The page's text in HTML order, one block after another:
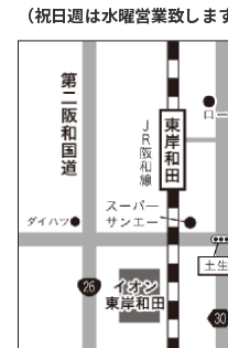
（祝日週は水曜営業致しま